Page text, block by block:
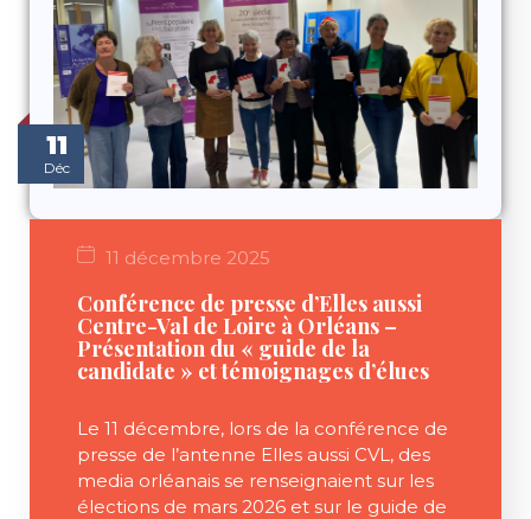
11
Déc
11 décembre 2025
Conférence de presse d’Elles aussi
Centre-Val de Loire à Orléans –
Présentation du « guide de la
candidate » et témoignages d’élues
Le 11 décembre, lors de la conférence de
presse de l’antenne Elles aussi CVL, des
media orléanais se renseignaient sur les
élections de mars 2026 et sur le guide de